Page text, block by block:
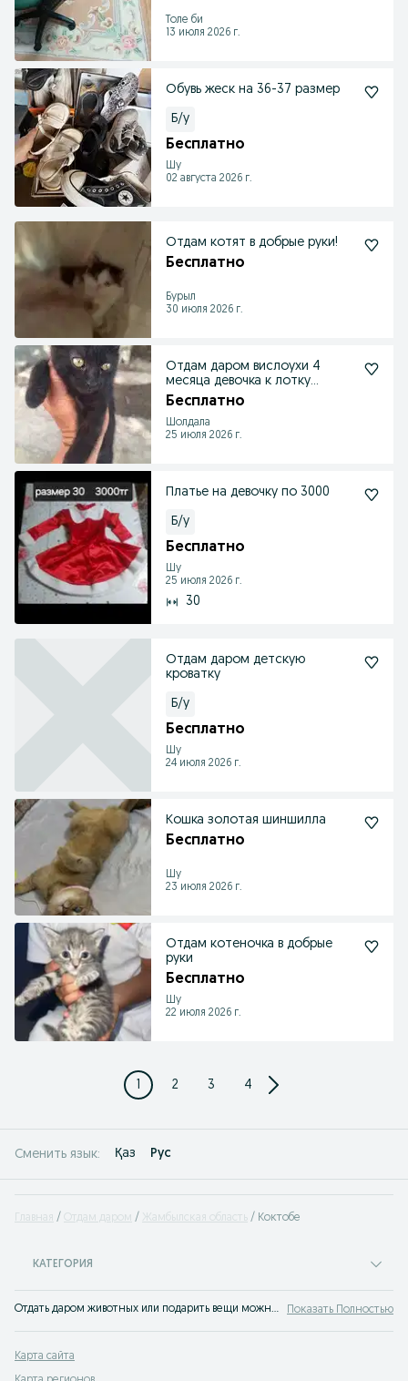
Толе би
13 июля 2026 г.
Обувь жеск на 36-37 размер
Б/у
Бесплатно
Шу
02 августа 2026 г.
Отдам котят в добрые руки!
Бесплатно
Бурыл
30 июля 2026 г.
Отдам даром вислоухи 4
месяца девочка к лотку
приучен
Бесплатно
Шолдала
25 июля 2026 г.
Платье на девочку по 3000
Б/у
Бесплатно
Шу
25 июля 2026 г.
30
Отдам даром детскую
кроватку
Б/у
Бесплатно
Шу
24 июля 2026 г.
Кошка золотая шиншилла
Бесплатно
Шу
23 июля 2026 г.
Отдам котеночка в добрые
руки
Бесплатно
Шу
22 июля 2026 г.
1 2 3 4
Сменить язык: Қаз Рус
Главная Отдам даром Жамбылская область Коктобе
КАТЕГОРИЯ
Отдать даром животных или подарить вещи можно на OLX - сайте бесплатных объявлений в Казахстане. Лучшие предложения ждут вас на OLX! Показать Полностью
Карта сайта